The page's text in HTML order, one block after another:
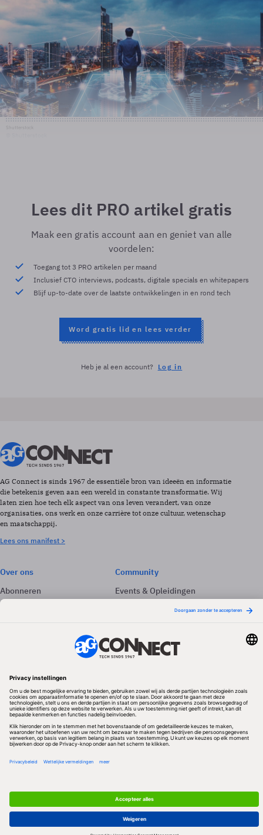
Lees dit PRO artikel gratis
Maak een gratis account aan en geniet van alle
voordelen:
Toegang tot 3 PRO artikelen per maand
Inclusief CTO interviews, podcasts, digitale specials en whitepapers
Blijf up-to-date over de laatste ontwikkelingen in en rond tech
Word gratis lid en lees verder
Heb je al een account? Log in
AG Connect is sinds 1967 de essentiële bron van ideeën en informatie
die betekenis geven aan een wereld in constante transformatie. Wij
laten zien hoe tech elk aspect van ons leven verandert, van onze
organisaties, ons werk en onze carrière tot onze cultuur, wetenschap
en maatschappij.
Lees ons manifest >
Over ons
Abonneren
Adverteren
Community
Events & Opleidingen
Volg ons
Redactionele partner
Algemene Voorwaarden & Copyrights